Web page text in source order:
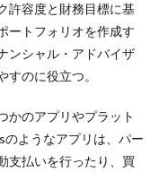
許容度と財務目標に基
ートフォリオを作成す
ンシャル・アドバイザ
のに役立つ。
かのアプリやプラット
ようなアプリは、パー
支払いを行ったり、買